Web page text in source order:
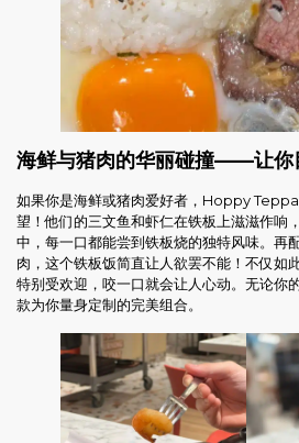
海鲜与猪肉的华丽碰撞——让你
如果你是海鲜或猪肉爱好者，Hoppy
望！他们的三文鱼和虾仁在铁板上滋滋作响
中，每一口都能尝到铁板烧的独特风味。再
肉，这个铁板饭简直让人欲罢不能！不仅如
特别受欢迎，咬一口就会让人心动。无论你
款为你量身定制的完美组合。